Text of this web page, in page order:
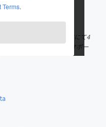
Terms.
生│55歳│1998年 SADSにて4
ど。 2001年に脱退し、サポー